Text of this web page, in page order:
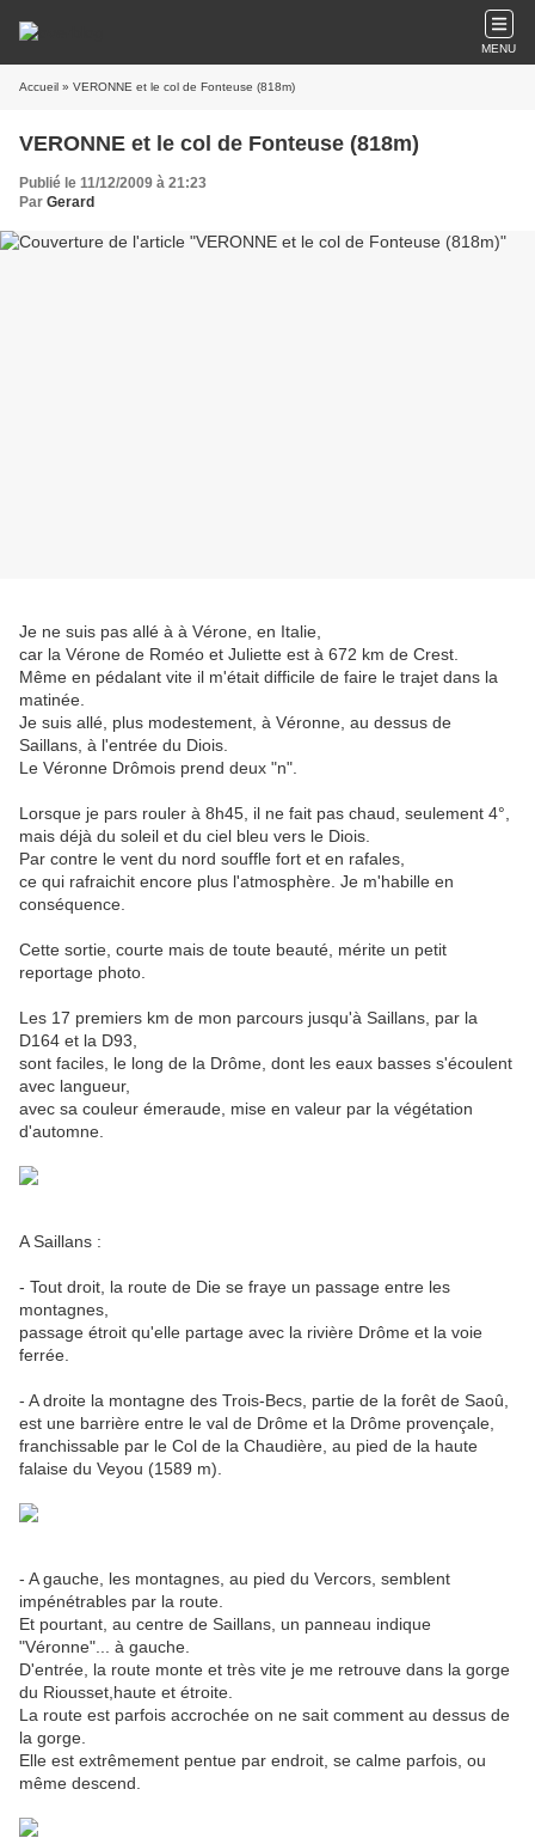
MENU
Accueil » VERONNE et le col de Fonteuse (818m)
VERONNE et le col de Fonteuse (818m)
Publié le 11/12/2009 à 21:23
Par Gerard
Je ne suis pas allé à à Vérone, en Italie,
car la Vérone de Roméo et Juliette est à 672 km de Crest.
Même en pédalant vite il m'était difficile de faire le trajet dans la
matinée.
Je suis allé, plus modestement, à Véronne, au dessus de
Saillans, à l'entrée du Diois.
Le Véronne Drômois prend deux "n".
Lorsque je pars rouler à 8h45, il ne fait pas chaud, seulement 4°,
mais déjà du soleil et du ciel bleu vers le Diois.
Par contre le vent du nord souffle fort et en rafales,
ce qui rafraichit encore plus l'atmosphère. Je m'habille en
conséquence.
Cette sortie, courte mais de toute beauté, mérite un petit
reportage photo.
Les 17 premiers km de mon parcours jusqu'à Saillans, par la
D164 et la D93,
sont faciles, le long de la Drôme, dont les eaux basses s'écoulent
avec langueur,
avec sa couleur émeraude, mise en valeur par la végétation
d'automne.
A Saillans :
- Tout droit, la route de Die se fraye un passage entre les
montagnes,
passage étroit qu'elle partage avec la rivière Drôme et la voie
ferrée.
- A droite la montagne des Trois-Becs, partie de la forêt de Saoû,
est une barrière entre le val de Drôme et la Drôme provençale,
franchissable par le Col de la Chaudière, au pied de la haute
falaise du Veyou (1589 m).
- A gauche, les montagnes, au pied du Vercors, semblent
impénétrables par la route.
Et pourtant, au centre de Saillans, un panneau indique
"Véronne"... à gauche.
D'entrée, la route monte et très vite je me retrouve dans la gorge
du Riousset,haute et étroite.
La route est parfois accrochée on ne sait comment au dessus de
la gorge.
Elle est extrêmement pentue par endroit, se calme parfois, ou
même descend.